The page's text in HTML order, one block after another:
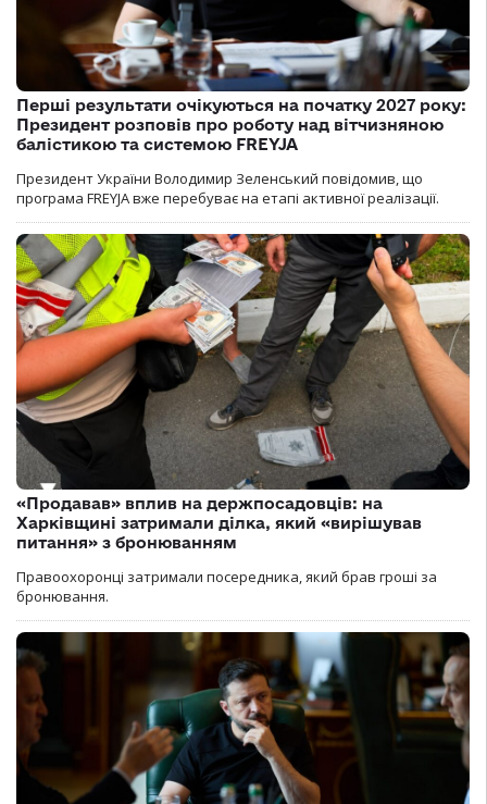
Перші результати очікуються на початку 2027 року:
Президент розповів про роботу над вітчизняною
балістикою та системою FREYJA
Президент України Володимир Зеленський повідомив, що
програма FREYJA вже перебуває на етапі активної реалізації.
«Продавав» вплив на держпосадовців: на
Харківщині затримали ділка, який «вирішував
питання» з бронюванням
Правоохоронці затримали посередника, який брав гроші за
бронювання.